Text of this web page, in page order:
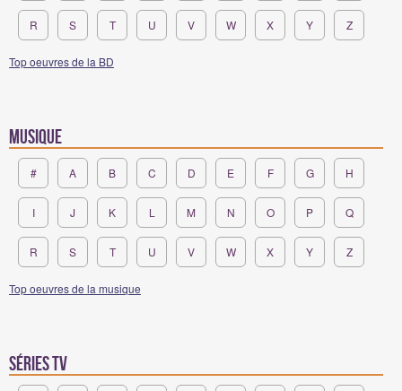
R S T U V W X Y Z
Top oeuvres de la BD
Musique
# A B C D E F G H
I J K L M N O P Q
R S T U V W X Y Z
Top oeuvres de la musique
Séries TV